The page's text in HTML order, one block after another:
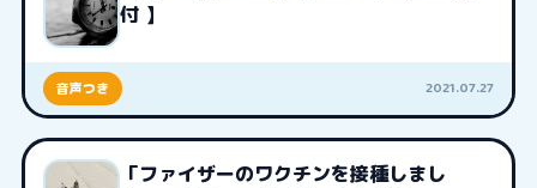
付 】
音声つき 2021.07.27
「ファイザーのワクチンを接種しまし